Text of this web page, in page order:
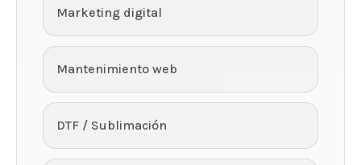
Marketing digital
Mantenimiento web
DTF / Sublimación